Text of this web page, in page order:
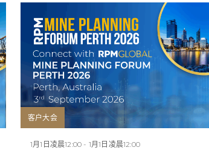
客户大会
1月1日凌晨12:00 - 1月1日凌晨12:00